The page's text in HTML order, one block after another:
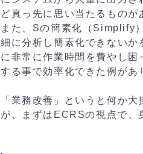
ど真っ先に思い当たるものが
また、Sの簡素化（Simplify
細に分析し簡素化できない
に非常に作業時間を費やし
する事で効率化できた例があ
「業務改善」というと何か
が、まずはECRSの視点で、